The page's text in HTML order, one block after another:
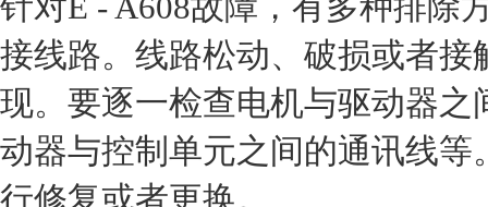
接线路。线路松动、破损或者
现。要逐一检查电机与驱动器
动器与控制单元之间的通讯线
行修复或者更换。